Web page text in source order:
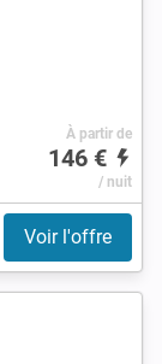
À partir de
146 €
/ nuit
Voir l'offre